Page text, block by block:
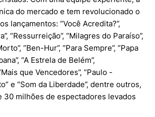
do mercado e tem revolucionado o
lançamentos: “Você Acredita?”,
“Ressurreição”, “Milagres do Paraíso”,
“Ben-Hur”, “Para Sempre”, “Papa
“A Estrela de Belém”,
que Vencedores”, “Paulo -
e “Som da Liberdade”, dentre outros,
30 milhões de espectadores levados